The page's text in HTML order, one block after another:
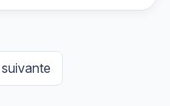
suivante